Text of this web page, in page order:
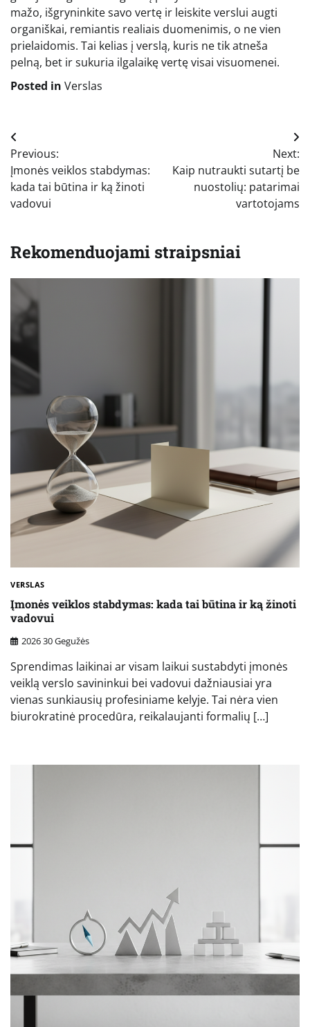
mažo, išgryninkite savo vertę ir leiskite verslui augti
organiškai, remiantis realiais duomenimis, o ne vien
prielaidomis. Tai kelias į verslą, kuris ne tik atneša
pelną, bet ir sukuria ilgalaikę vertę visai visuomenei.
Posted in Verslas
Navigacija
tarp
įrašų
Previous:
Įmonės veiklos stabdymas:
kada tai būtina ir ką žinoti
vadovui
Next:
Kaip nutraukti sutartį be
nuostolių: patarimai
vartotojams
Rekomenduojami straipsniai
VERSLAS
Įmonės veiklos stabdymas: kada tai būtina ir ką žinoti
vadovui
2026 30 Gegužės
Sprendimas laikinai ar visam laikui sustabdyti įmonės
veiklą verslo savininkui bei vadovui dažniausiai yra
vienas sunkiausių profesiniame kelyje. Tai nėra vien
biurokratinė procedūra, reikalaujanti formalių […]